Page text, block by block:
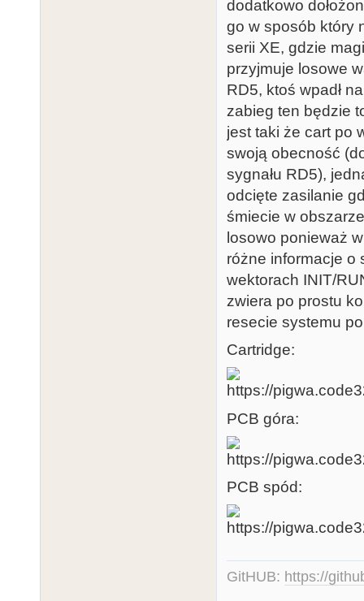
dodatkowo
go w sposób który
serii XE, gdzie
przyjmuje losowe
RD5, ktoś wpadł
zabieg ten będzie
jest taki że cart po
swoją obecność
sygnału RD5),
odcięte zasilanie
śmiecie w
losowo ponieważ
różne informacje o
wektorach INIT/
zwiera po prostu
resecie systemu
Cartridge:
PCB góra:
PCB spód:
GitHUB: https://